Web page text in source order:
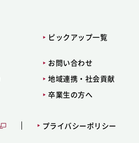
ピックアップ一覧
お問い合わせ
地域連携・社会貢献
卒業生の方へ
プライバシーポリシー